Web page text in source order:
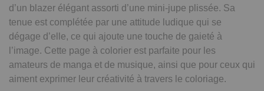
d’un blazer élégant assorti d’une mini-jupe plissée. Sa
tenue est complétée par une attitude ludique qui se
dégage d’elle, ce qui ajoute une touche de gaieté à
l’image. Cette page à colorier est parfaite pour les
amateurs de manga et de musique, ainsi que pour ceux qui
aiment exprimer leur créativité à travers le coloriage.